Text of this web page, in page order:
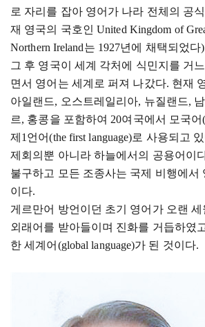
로 자리를 잡아 영어가 나라 전체의 공
재 영국의 국호인 United Kingdom of
Northern Ireland는 1927년에 채택되었다
그 후 영국이 세계 각처에 식민지를 거
면서 영어는 세계로 퍼져 나갔다. 현재
아일랜드, 오스트레일리아, 뉴질랜드,
르, 홍콩을 포함하여 20여국에서 모국어
제1언어(the first language)로 사용되고
제회의뿐 아니라 하늘에서의 공용어이
불구하고 모든 조종사는 국제 비행에서
이다.
게르만어 방언이던 초기 영어가 오랜
외래어를 받아들이며 진화를 거듭하였
한 세계어 (global language)가 된 것이